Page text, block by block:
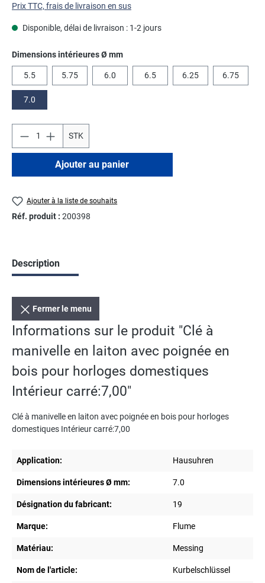
Prix TTC, frais de livraison en sus
Disponible, délai de livraison : 1-2 jours
Sélectionnez
Dimensions intérieures Ø mm
5.5 5.75 6.0 6.5 6.25 6.75
7.0
STK
Ajouter au panier
Ajouter à la liste de souhaits
Réf. produit : 200398
Description
Fermer le menu
Informations sur le produit "Clé à
manivelle en laiton avec poignée en
bois pour horloges domestiques
Intérieur carré:7,00"
Clé à manivelle en laiton avec poignée en bois pour horloges
domestiques Intérieur carré:7,00
Application: Hausuhren
Dimensions intérieures Ø mm: 7.0
Désignation du fabricant: 19
Marque: Flume
Matériau: Messing
Nom de l'article: Kurbelschlüssel